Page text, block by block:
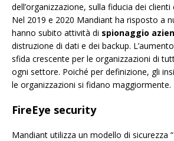
dell’organizzazione, sulla fiducia dei
Nel 2019 e 2020 Mandiant ha risposto a
hanno subito attività di spionaggio
distruzione di dati e dei backup.
sfida crescente per le organizzazioni di
ogni settore. Poiché per definizione, gli
le organizzazioni si fidano maggiormente.
FireEye security
Mandiant utilizza un modello di sicurezza “